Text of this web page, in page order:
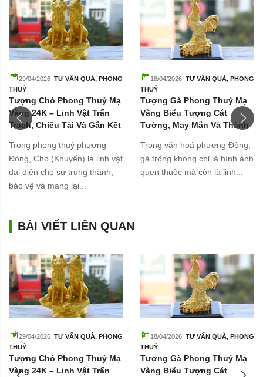
29/04/2026 TƯ VẤN QUÀ, PHONG
THUỶ
Tượng Chó Phong Thuỷ Mạ
Vàng 24K – Linh Vật Trấn
Trạch, Chiêu Tài Và Gắn Kết
Trong phong thuỷ phương
Đông, Chó (Khuyển) là linh vật
đại diện cho sự trung thành,
bảo vệ và mang lại...
18/04/2026 TƯ VẤN QUÀ, PHONG
THUỶ
Tượng Gà Phong Thuỷ Mạ
Vàng Biểu Tượng Cát
Tường, May Mắn Và Thành
Trong văn hoá phương Đông,
gà trống không chỉ là hình ảnh
quen thuộc mà còn là linh...
BÀI VIẾT LIÊN QUAN
29/04/2026 TƯ VẤN QUÀ, PHONG
THUỶ
Tượng Chó Phong Thuỷ Mạ
Vàng 24K – Linh Vật Trấn
18/04/2026 TƯ VẤN QUÀ, PHONG
THUỶ
Tượng Gà Phong Thuỷ Mạ
Vàng Biểu Tượng Cát